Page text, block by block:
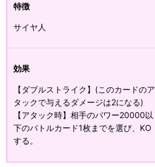
特徴
サイヤ人
効果
【ダブルストライク】(このカードのア
タックで与えるダメージは2になる)
【アタック時】相手のパワー20000以
下のバトルカード1枚までを選び、KO
する。